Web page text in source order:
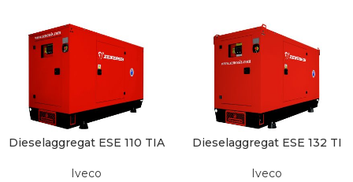
Dieselaggregat ESE 110 TIA
Iveco
Dieselaggregat ESE 132 TI
Iveco